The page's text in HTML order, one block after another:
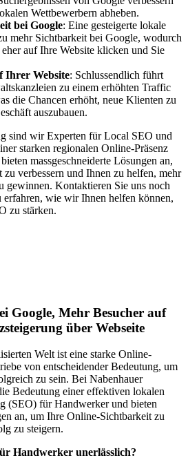
Wettbewerbern abheben.
bei Google: Eine gesteigerte lokale
mehr Sichtbarkeit bei Google, wodurch
auf Ihre Website klicken und Sie
Ihrer Website: Schlussendlich führt
zu einem erhöhten Traffic
die Chancen erhöht, neue Klienten zu
auszubauen.
sind wir Experten für Local SEO und
starken regionalen Online-Präsenz
massgeschneiderte Lösungen an,
verbessern und Ihnen zu helfen, mehr
gewinnen. Kontaktieren Sie uns noch
erfahren, wie wir Ihnen helfen können,
zu stärken.
Google, Mehr Besucher auf
über Webseite
Welt ist eine starke Online-
von entscheidender Bedeutung, um
zu sein. Bei Nabenhauer
Bedeutung einer effektiven lokalen
(SEO) für Handwerker und bieten
an, um Ihre Online-Sichtbarkeit zu
zu steigern.
Handwerker unerlässlich?